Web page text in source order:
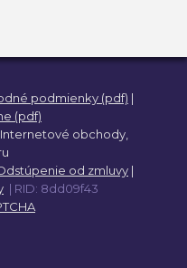
podmienky (pdf) |
(pdf)
Internetové obchody,
od zmluvy |
| RID: 8dd09f43